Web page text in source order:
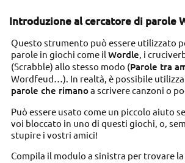
Introduzione al cercatore di parole
Questo strumento può essere utilizzato
parole in giochi come il Wordle, i
(Scrabble) allo stesso modo (Parole tra
Wordfeud…). In realtà, è possibile
parole che rimanoa scrivere canzoni o
Può essere usato come un piccolo aiuto
voi bloccato in uno di questi giochi, o,
stupire i vostri amici!
Compila il modulo a sinistra per trovare